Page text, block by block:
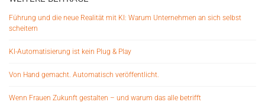
Führung und die neue Realität mit KI: Warum Unternehmen an sich selbst
scheitern
KI-Automatisierung ist kein Plug & Play
Von Hand gemacht. Automatisch veröffentlicht.
Wenn Frauen Zukunft gestalten – und warum das alle betrifft